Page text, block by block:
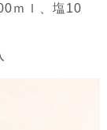
ｍｌ、塩10